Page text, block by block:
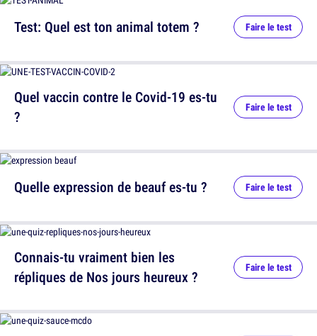
Test: Quel est ton animal totem ? Faire le test
Quelle expression de beauf es-tu ? Faire le test
Quel vaccin contre le Covid-19 es-tu
?
Faire le test
Connais-tu vraiment bien les
répliques de Nos jours heureux ?
Faire le test